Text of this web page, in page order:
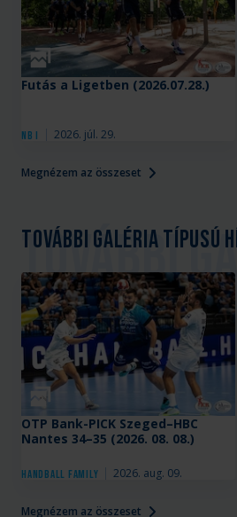
Megnézem az összeset
Galéria
NB I 2026. júl. 29.
Futás a Ligetben (2026.07.28.)
További galéria típusú
Megnézem az összeset
Galéria
Handball Family 2026. aug. 09.
OTP Bank-PICK Szeged–HBC
Nantes 34–35 (2026. 08. 08.)